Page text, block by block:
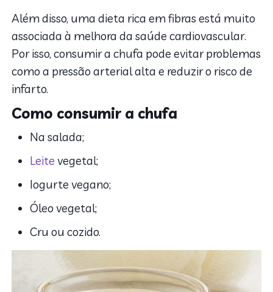
Além disso, uma dieta rica em fibras está muito
associada à melhora da saúde cardiovascular.
Por isso, consumir a chufa pode evitar problemas
como a pressão arterial alta e reduzir o risco de
infarto.
Como consumir a chufa
Na salada;
Leite vegetal;
Iogurte vegano;
Óleo vegetal;
Cru ou cozido.